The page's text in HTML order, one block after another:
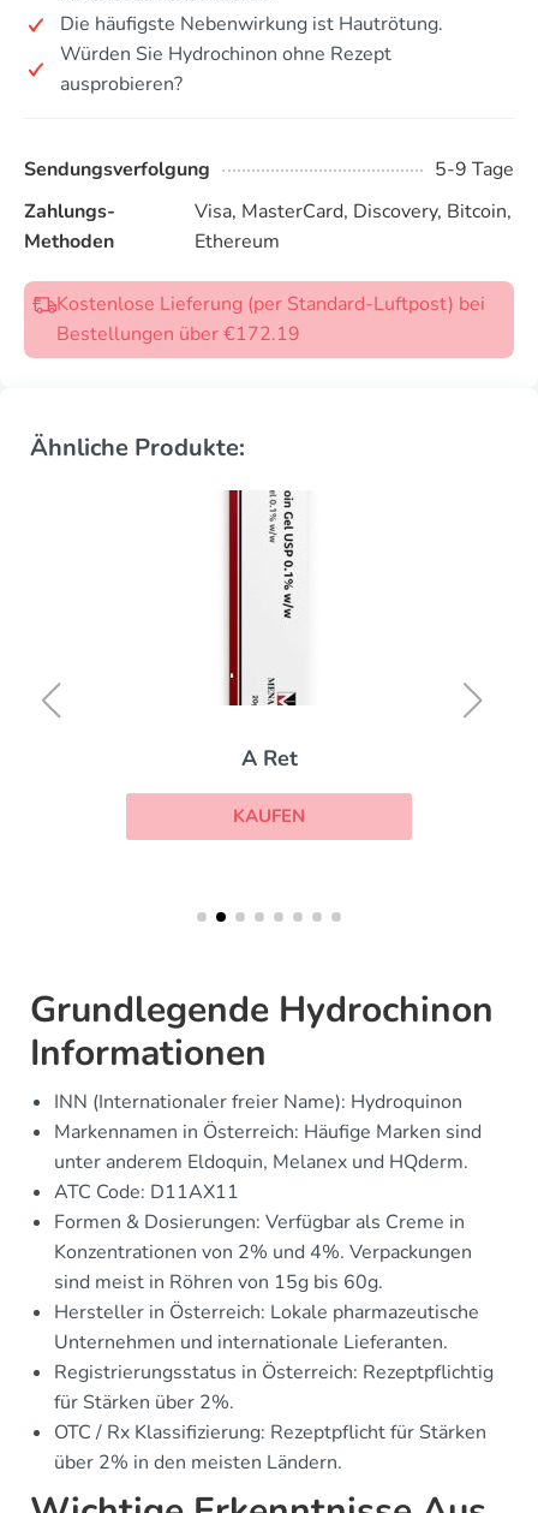
Die häufigste Nebenwirkung ist Hautrötung.
Würden Sie Hydrochinon ohne Rezept
ausprobieren?
Sendungsverfolgung
5-9 Tage
Zahlungs-
Methoden
Visa, MasterCard, Discovery, Bitcoin,
Ethereum
Kostenlose Lieferung (per Standard-Luftpost) bei
Bestellungen über €172.19
Ähnliche Produkte:
Grundlegende Hydrochinon
Informationen
INN (Internationaler freier Name): Hydroquinon
Markennamen in Österreich: Häufige Marken sind
unter anderem Eldoquin, Melanex und HQderm.
ATC Code: D11AX11
Formen & Dosierungen: Verfügbar als Creme in
Konzentrationen von 2% und 4%. Verpackungen
sind meist in Röhren von 15g bis 60g.
Hersteller in Österreich: Lokale pharmazeutische
Unternehmen und internationale Lieferanten.
Registrierungsstatus in Österreich: Rezeptpflichtig
für Stärken über 2%.
OTC / Rx Klassifizierung: Rezeptpflicht für Stärken
über 2% in den meisten Ländern.